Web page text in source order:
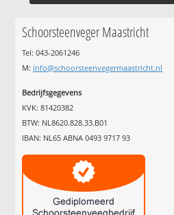
Schoorsteenveger Maastricht
Tel: 043-2061246
M: info@schoorsteenvegermaastricht.nl
Bedrijfsgegevens
KVK: 81420382
BTW: NL8620.828.33.B01
IBAN: NL65 ABNA 0493 9717 93